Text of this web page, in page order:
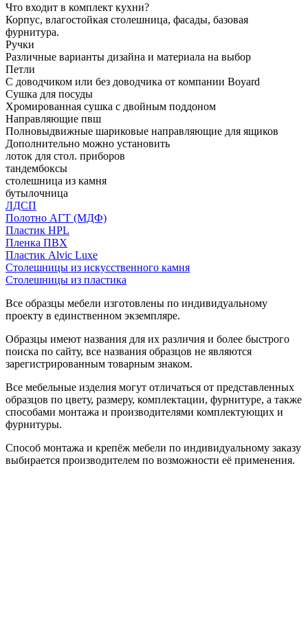
Что входит в комплект кухни?
Корпус, влагостойкая столешница, фасады, базовая
фурнитура.
Ручки
Различные варианты дизайна и материала на выбор
Петли
С доводчиком или без доводчика от компании Boyard
Сушка для посуды
Хромированная сушка с двойным поддоном
Направляющие пвш
Полновыдвижные шариковые направляющие для ящиков
Дополнительно можно установить
лоток для стол. приборов
тандембоксы
столешница из камня
бутылочница
ЛДСП
Полотно АГТ (МДФ)
Пластик HPL
Пленка ПВХ
Пластик Alvic Luxe
Столешницы из искусственного камня
Столешницы из пластика
Все образцы мебели изготовлены по индивидуальному
проекту в единственном экземпляре.
Образцы имеют названия для их различия и более быстрого
поиска по сайту, все названия образцов не являются
зарегистрированным товарным знаком.
Все мебельные изделия могут отличаться от представленных
образцов по цвету, размеру, комплектации, фурнитуре, а также
способами монтажа и производителями комплектующих и
фурнитуры.
Способ монтажа и крепёж мебели по индивидуальному заказу
выбирается производителем по возможности её применения.